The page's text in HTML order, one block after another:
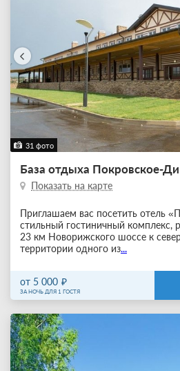
31 фото
База отдыха Покровское-
Показать на карте
Приглашаем вас посетить отель
стильный гостиничный комплекс,
23 км Новорижского шоссе к
территории одного из...
от 5 000
ЗА НОЧЬ ДЛЯ 1 ГОСТЯ